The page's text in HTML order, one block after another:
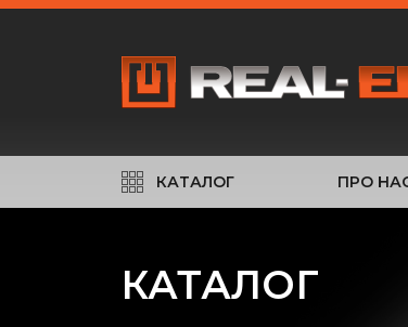
КАТАЛОГ ПРО
КАТАЛОГ